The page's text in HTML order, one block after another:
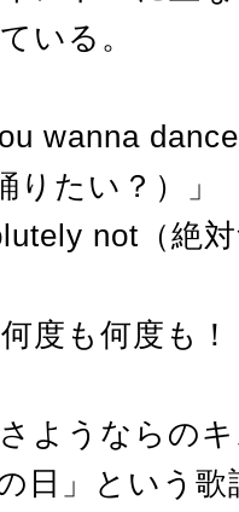
いる。
wanna
たい？）」
not（絶
度も何度も！
ようならの
日」という